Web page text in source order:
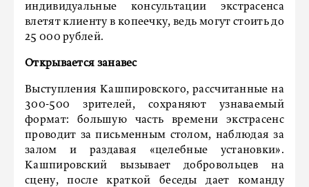
индивидуальные консультации экстрасенса
влетят клиенту в копеечку, ведь могут стоить до
25 000 рублей.
Открывается занавес
Выступления Кашпировского, рассчитанные на
300-500 зрителей, сохраняют узнаваемый
формат: большую часть времени экстрасенс
проводит за письменным столом, наблюдая за
залом и раздавая «целебные установки».
Кашпировский вызывает добровольцев на
сцену, после краткой беседы дает команду